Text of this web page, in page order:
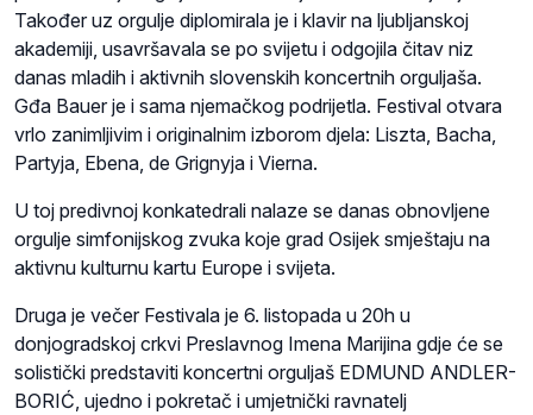
Također uz orgulje diplomirala je i klavir na ljubljanskoj
akademiji, usavršavala se po svijetu i odgojila čitav niz
danas mladih i aktivnih slovenskih koncertnih orguljaša.
Gđa Bauer je i sama njemačkog podrijetla. Festival otvara
vrlo zanimljivim i originalnim izborom djela: Liszta, Bacha,
Partyja, Ebena, de Grignyja i Vierna.
U toj predivnoj konkatedrali nalaze se danas obnovljene
orgulje simfonijskog zvuka koje grad Osijek smještaju na
aktivnu kulturnu kartu Europe i svijeta.
Druga je večer Festivala je 6. listopada u 20h u
donjogradskoj crkvi Preslavnog Imena Marijina gdje će se
solistički predstaviti koncertni orguljaš EDMUND ANDLER-
BORIĆ, ujedno i pokretač i umjetnički ravnatelj